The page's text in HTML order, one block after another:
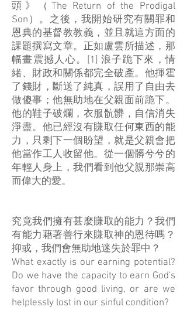
頭》（The Return of the Prodigal
Son）。之後，我開始研究有關罪和
恩典的基督教教義，並且就這方面的
課題撰寫文章。正如盧雲所描述，那
幅畫震撼人心。[1] 浪子跪下來，情
緒、財政和關係都完全破產。他揮霍
了錢財，斷送了純真，誤用了自由去
做傻事；他無助地在父親面前跪下。
他的鞋子破爛，衣服骯髒，自信消失
淨盡。他已經沒有賺取任何東西的能
力，只剩下一個盼望，就是父親會把
他當作工人收留他。從一個髒兮兮的
年輕人身上，我們看到他父親那崇高
而偉大的愛。
究竟我們擁有甚麼賺取的能力？我們
有能力藉著善行來賺取神的恩待嗎？
抑或，我們會無助地迷失於罪中？
What exactly is our earning potential?
Do we have the capacity to earn God's
favor through good living, or are we
helplessly lost in our sinful condition?